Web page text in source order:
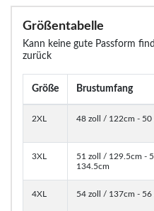
Größentabelle
Kann keine gute Passform
zurück
Größe Brustumfang
2XL 48 zoll / 122cm - 50
3XL
51 zoll / 129.5cm -
134.5cm
4XL 54 zoll / 137cm - 56